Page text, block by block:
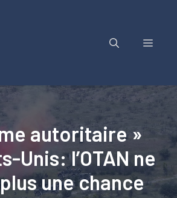
Menu
autoritaire »
Unis: l’OTAN ne
une chance